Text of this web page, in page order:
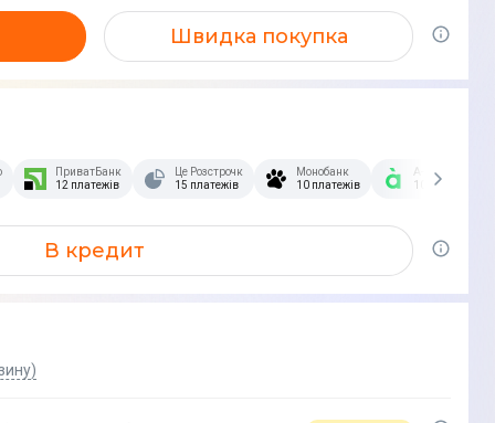
Швидка покупка
Скибочка.
ПриватБанк
12 платежів
Це Розстрочка
15 платежів
Монобанк
10 платежів
А-Банк
10 платежів
В кредит